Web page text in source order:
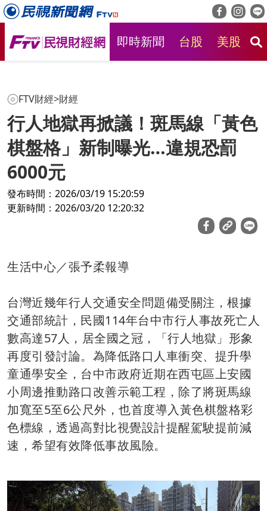
即時新聞 台股 美股
FTV財經>財經
行人地獄再掀議！斑馬線「黃色
棋盤格」新制曝光…違規恐罰
6000元
發布時間：2026/03/19 15:20:59
更新時間：2026/03/20 12:20:32
生活中心／張予柔報導
台灣近幾年行人交通安全問題備受關注，根據
交通部統計，民國114年台中市行人事故死亡人
數高達57人，居全國之冠，「行人地獄」形象
再度引發討論。為降低路口人車衝突、提升學
童通學安全，台中市政府近期在西屯區上安國
小周邊推動路口改善示範工程，除了將斑馬線
加寬至5至6公尺外，也首度導入黃色棋盤格彩
色標線，透過高對比視覺設計提醒駕駛提前減
速，希望有效降低事故風險。